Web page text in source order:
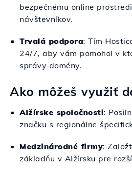
bezpečnému online
návštevníkov.
Trvalá podpora: Tím
24/7, aby vám pomohol v
správy domény.
Ako môžeš využiť
Alžírske spoločnosti:
značku s regionálne
Medzinárodné firmy:
základňu v Alžírsku pre